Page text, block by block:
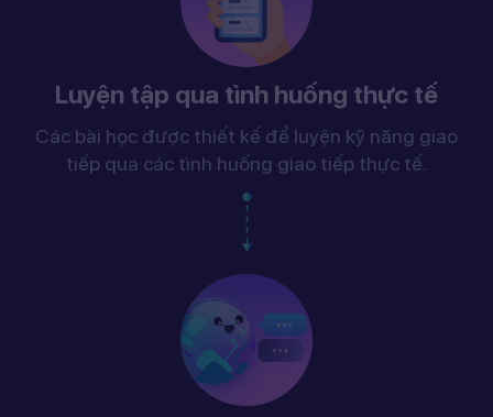
Luyện tập qua tình huống thực tế
Các bài học được thiết kế để luyện kỹ năng giao
tiếp qua các tình huống giao tiếp thực tế.